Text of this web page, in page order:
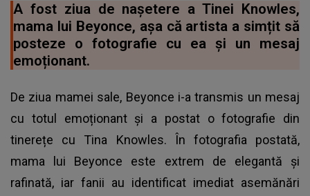
A fost ziua de nașetere a Tinei Knowles,
mama lui Beyonce, așa că artista a simțit să
posteze o fotografie cu ea și un mesaj
emoționant.
De ziua mamei sale, Beyonce i-a transmis un mesaj
cu totul emoționant și a postat o fotografie din
tinerețe cu Tina Knowles. În fotografia postată,
mama lui Beyonce este extrem de elegantă și
rafinată, iar fanii au identificat imediat asemănări